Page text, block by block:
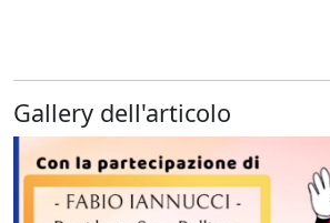
Gallery dell'articolo